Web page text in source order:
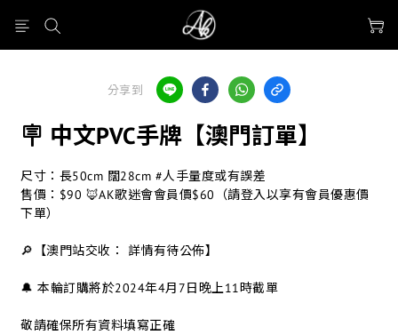
分享到
🪧 中文PVC手牌【澳門訂單】
尺寸：長50cm 闊28cm #人手量度或有誤差
售價：$90 🦊AK歌迷會會員價$60（請登入以享有會員優惠價
下單）
🔎【澳門站交收： 詳情有待公佈】
🔔 本輪訂購將於2024年4月7日晚上11時截單
敬請確保所有資料填寫正確